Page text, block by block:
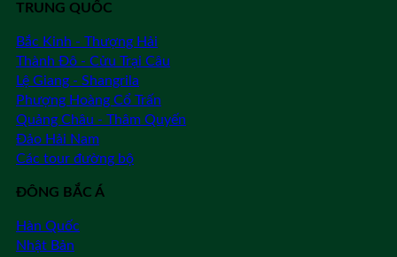
TRUNG QUỐC
Bắc Kinh - Thượng Hải
Thành Đô - Cửu Trại Câu
Lệ Giang - Shangrila
Phượng Hoàng Cổ Trấn
Quảng Châu - Thâm Quyến
Đảo Hải Nam
Các tour đường bộ
ĐÔNG BẮC Á
Hàn Quốc
Nhật Bản